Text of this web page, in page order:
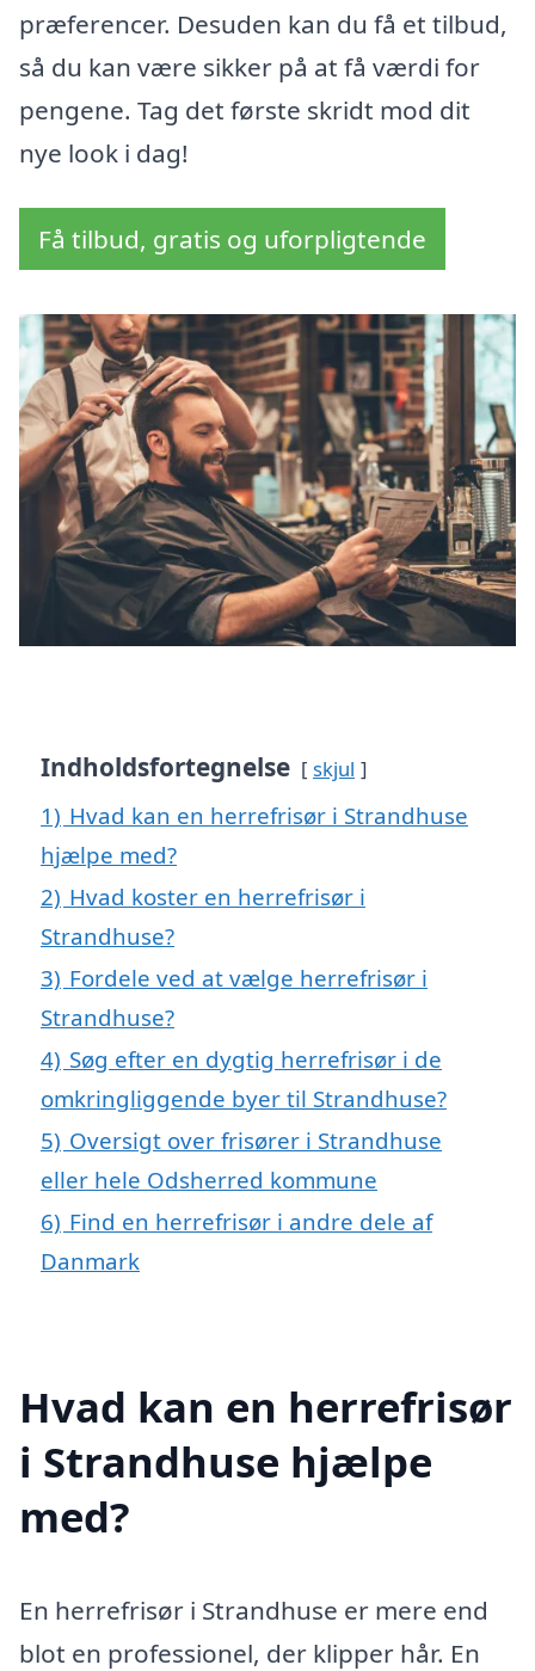
præferencer. Desuden kan du få et tilbud,
så du kan være sikker på at få værdi for
pengene. Tag det første skridt mod dit
nye look i dag!
Få tilbud, gratis og uforpligtende
Indholdsfortegnelse skjul
1) Hvad kan en herrefrisør i Strandhuse
hjælpe med?
2) Hvad koster en herrefrisør i
Strandhuse?
3) Fordele ved at vælge herrefrisør i
Strandhuse?
4) Søg efter en dygtig herrefrisør i de
omkringliggende byer til Strandhuse?
5) Oversigt over frisører i Strandhuse
eller hele Odsherred kommune
6) Find en herrefrisør i andre dele af
Danmark
Hvad kan en herrefrisør
i Strandhuse hjælpe
med?
En herrefrisør i Strandhuse er mere end
blot en professionel, der klipper hår. En